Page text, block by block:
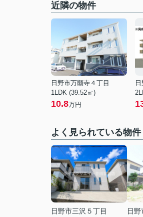
近隣の物件
日野市万願寺４丁目
1LDK (39.52㎡)
10.8万円
よく見られている物件
日野市三沢５丁目
日野